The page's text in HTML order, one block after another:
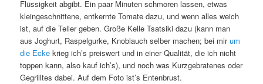
Flüssigkeit abgibt. Ein paar Minuten schmoren lassen, etwas
kleingeschnittene, entkernte Tomate dazu, und wenn alles weich
ist, auf die Teller geben. Große Kelle Tsatsiki dazu (kann man
aus Joghurt, Raspelgurke, Knoblauch selber machen; bei mirum
die Ecke krieg ich’s preiswert und in einer Qualität, die ich nicht
toppen kann, also kauf ich’s), und noch was Kurzgebratenes oder
Gegrilltes dabei. Auf dem Foto ist’s Entenbrust.